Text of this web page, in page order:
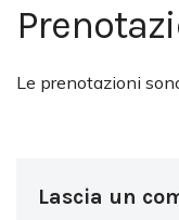
Le prenotazioni
Lascia un